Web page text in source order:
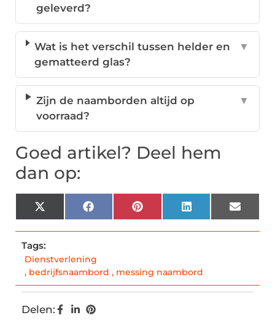
geleverd?
Wat is het verschil tussen helder en
gematteerd glas?
▼
Zijn de naamborden altijd op
voorraad?
▼
Goed artikel? Deel hem
dan op:
X
(Twitter)
FacebookPinterestLinkedInEmail
Tags:
Dienstverlening
, bedrijfsnaambord , messing naambord
Delen: